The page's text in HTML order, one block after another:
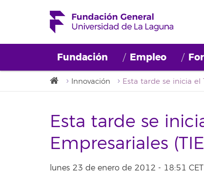
Fundación Empleo
Innovación
Esta tarde se
Empresariales
lunes 23 de enero de 2012 - 18:51 CET